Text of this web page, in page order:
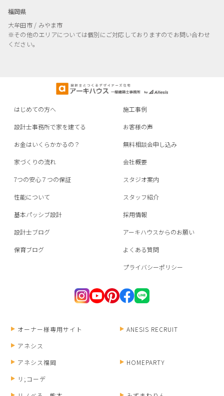
福岡県
大牟田市 / みやま市
※その他のエリアについては個別にご対応しておりますのでお問い合わせ
ください。
はじめての方へ
設計士事務所で家を建てる
お金はいくらかかるの？
家づくりの流れ
7つの安心７つの保証
性能について
基本パッシブ設計
設計士ブログ
保育ブログ
施工事例
お客様の声
無料相談会申し込み
会社概要
スタジオ案内
スタッフ紹介
採用情報
アーキハウスからのお願い
よくある質問
プライバシーポリシー
オーナー様専用サイト
ANESIS RECRUIT
アネシス
アネシス福岡
HOMEPARTY
リ;コーデ